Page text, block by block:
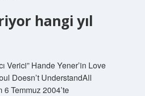
hangi yıl
Verici” Hande Yener’in Love
Doesn’t UnderstandAll
Temmuz 2004’te